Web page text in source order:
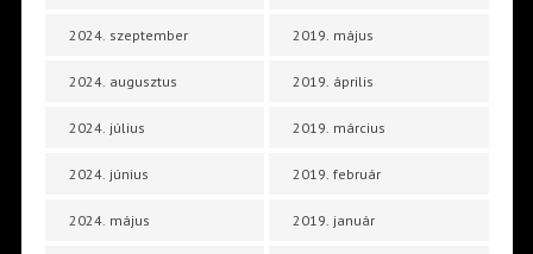
2024. szeptember
2024. augusztus
2024. július
2024. június
2024. május
2019. május
2019. április
2019. március
2019. február
2019. január